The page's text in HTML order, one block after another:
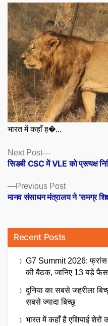
भारत में कहाँ ह�...
Posts
navigation
Previous PostPrevious
post:
मानव संसाधन मंत्रालय ने ‘समग्र
Next Post
Next
post:
सिडबी CSC में VLE को प्रत्यक्ष
Recent Posts
G7 Summit 2026: फ्रांस
की बैठक, जानिए 13 बड़े
दुनिया का सबसे जहरीला
सबसे ज्यादा बिच्छू
भारत में कहाँ है एशियाई